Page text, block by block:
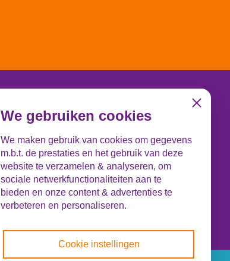
Maandag t/m donderdag van 09.00-12.30
uur en 13.30-16.00 uur.
Voor vragen over een aanvraag neem je
contact op met je lokale Leergeldstichting!
Contact opnemen
We gebruiken cookies
We maken gebruik van cookies om gegevens
m.b.t. de prestaties en het gebruik van deze
website te verzamelen & analyseren, om
sociale netwerkfunctionaliteiten aan te
bieden en onze content & advertenties te
verbeteren en personaliseren.
Close
Cookie instellingen